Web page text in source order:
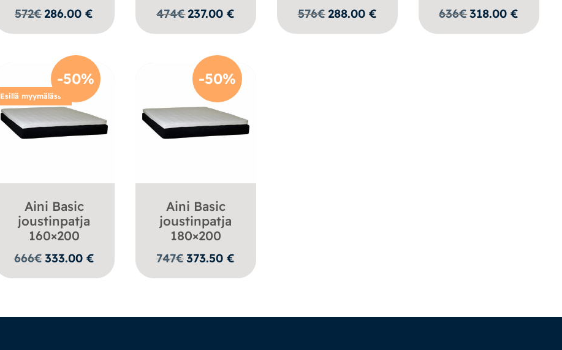
572€286.00€ 474€237.00€ 576€288.00 € 636€318.00€
-50%
Esillä myymälässä
Aini Basic
joustinpatja
160×200
666€333.00 €
-50%
Aini Basic
joustinpatja
180×200
747€373.50€